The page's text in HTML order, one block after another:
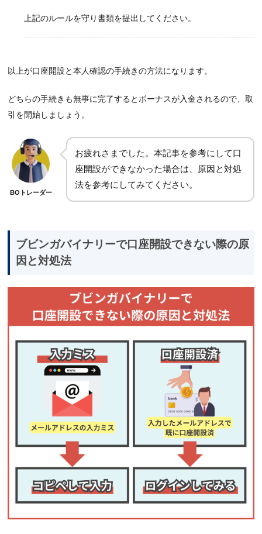
上記のルールを守り書類を提出してください。
以上が口座開設と本人確認の手続きの方法になります。
どちらの手続きも無事に完了するとボーナスが入金されるので、取
引を開始しましょう。
BOトレーダー
お疲れさまでした。本記事を参考にして口
座開設ができなかった場合は、原因と対処
法を参考にしてみてください。
ブビンガバイナリーで口座開設できない際の原
因と対処法